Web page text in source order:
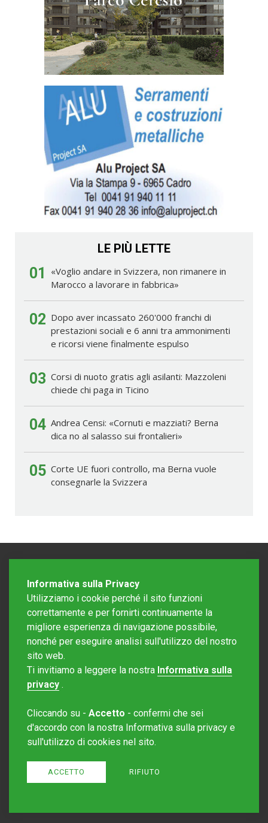
LE PIÙ LETTE
01
«Voglio andare in Svizzera, non rimanere in
Marocco a lavorare in fabbrica»
02 Dopo aver incassato 260'000 franchi di
prestazioni sociali e 6 anni tra ammonimenti
e ricorsi viene finalmente espulso
03 Corsi di nuoto gratis agli asilanti: Mazzoleni
chiede chi paga in Ticino
04 Andrea Censi: «Cornuti e mazziati? Berna
dica no al salasso sui frontalieri»
05 Corte UE fuori controllo, ma Berna vuole
consegnarle la Svizzera
Editore Rotostampa SA
Sito creato daRedesign
Informativa sulla Privacy
Utilizziamo i cookie perché il sito funzioni
correttamente e per fornirti continuamente la
migliore esperienza di navigazione possibile,
nonché per eseguire analisi sull'utilizzo del nostro
sito web.
Ti invitiamo a leggere la nostra Informativa sulla
privacy .
Cliccando su - Accetto - confermi che sei
d'accordo con la nostra Informativa sulla privacy e
sull'utilizzo di cookies nel sito.
ACCETTO RIFIUTO